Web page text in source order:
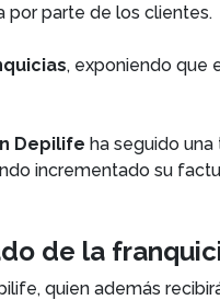
parte de los clientes.
, exponiendo que
Depilife ha seguido
incrementado su
de la
quien además